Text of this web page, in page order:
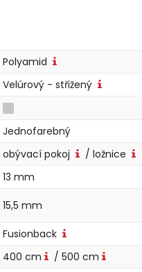
Polyamid
Velúrový - střižený
Jednofarebný
obývací pokoj
/ ložnice
13 mm
15,5 mm
Fusionback
400 cm / 500 cm